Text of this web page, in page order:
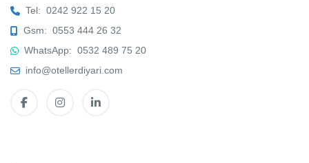
Tel: 0242 922 15 20
Gsm: 0553 444 26 32
WhatsApp: 0532 489 75 20
info@otellerdiyari.com